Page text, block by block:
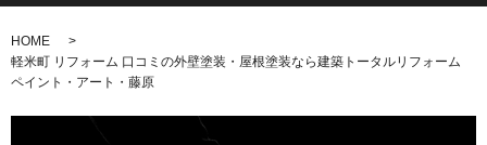
HOME
軽米町 リフォーム 口コミの外壁塗装・屋根塗装なら建築トータルリフォーム
ペイント・アート・藤原